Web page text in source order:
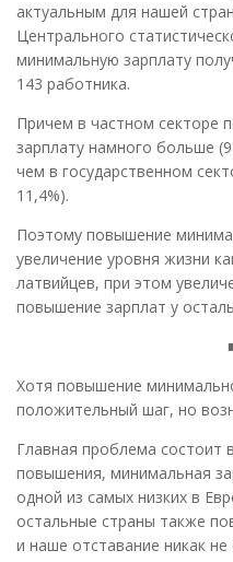
актуальным для нашей
Центрального
минимальную зарплату
143 работника.
Причем в частном секторе
зарплату намного больше
чем в государственном
11,4%).
Поэтому повышение
увеличение уровня жизни
латвийцев, при этом
повышение зарплат у
Хотя повышение
положительный шаг, но
Главная проблема состоит
повышения, минимальная
одной из самых низких в
остальные страны также
и наше отставание никак не